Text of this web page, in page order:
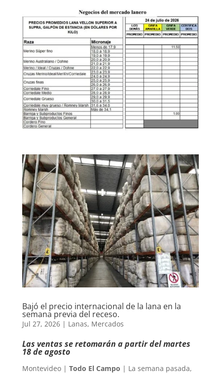
Bajó el precio internacional de la lana en la
semana previa del receso.
Jul 27, 2026| Lanas, Mercados
Las ventas se retomarán a partir del martes
18 de agosto
Montevideo | Todo El Campo | La semana pasada,